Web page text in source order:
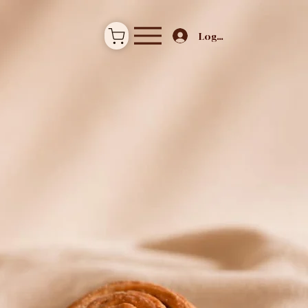
Logg inn